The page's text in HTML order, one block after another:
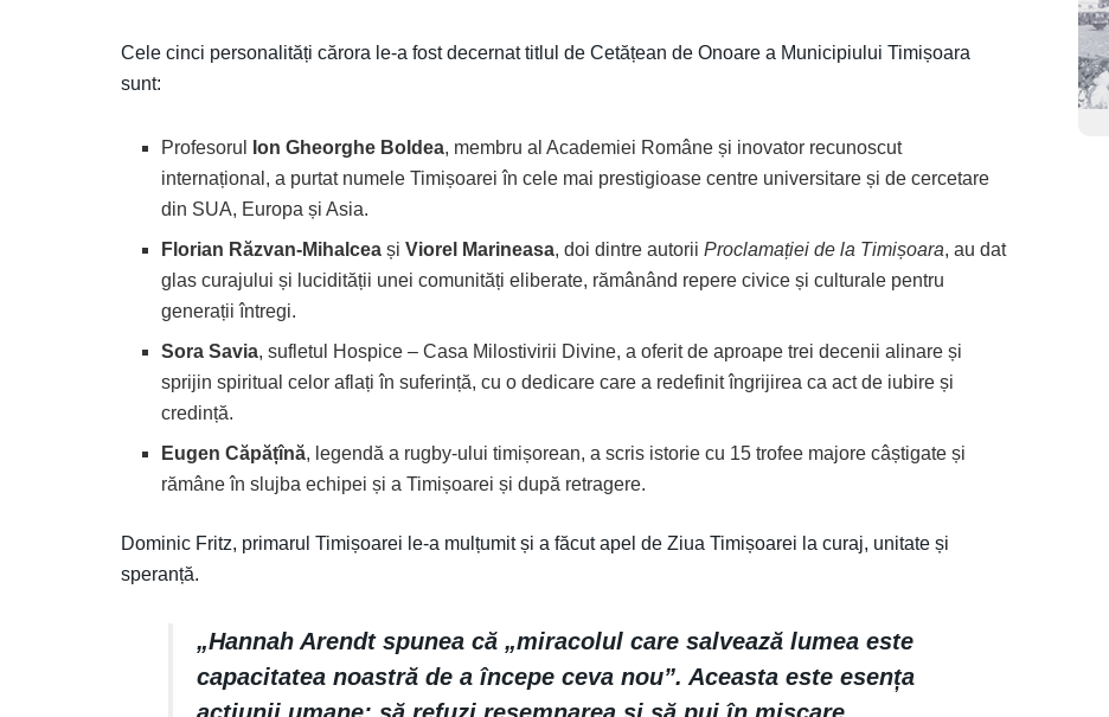
Cele cinci personalități cărora le-a fost decernat titlul de Cetățean de Onoare a Municipiului Timișoara
sunt:
Profesorul Ion Gheorghe Boldea, membru al Academiei Române și inovator recunoscut
internațional, a purtat numele Timișoarei în cele mai prestigioase centre universitare și de cercetare
din SUA, Europa și Asia.
Florian Răzvan-Mihalcea șiViorel Marineasa, doi dintre autoriiProclamației de la Timișoara, au dat
glas curajului și lucidității unei comunități eliberate, rămânând repere civice și culturale pentru
generații întregi.
Sora Savia, sufletul Hospice – Casa Milostivirii Divine, a oferit de aproape trei decenii alinare și
sprijin spiritual celor aflați în suferință, cu o dedicare care a redefinit îngrijirea ca act de iubire și
credință.
Eugen Căpățînă, legendă a rugby-ului timișorean, a scris istorie cu 15 trofee majore câștigate și
rămâne în slujba echipei și a Timișoarei și după retragere.
Dominic Fritz, primarul Timișoarei le-a mulțumit și a făcut apel de Ziua Timișoarei la curaj, unitate și
speranță.
„Hannah Arendt spunea că „miracolul care salvează lumea este
capacitatea noastră de a începe ceva nou”. Aceasta este esența